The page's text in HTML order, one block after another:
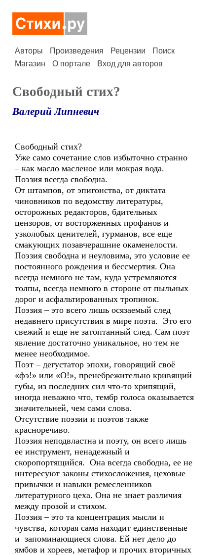
Авторы Произведения Рецензии
Поиск
Магазин
О портале Вход для авторов
Свободный стих?
Валерий Липневич
Свободный стих?
Уже само сочетание слов избыточно странно
– как масло масленое или мокрая вода.
Поэзия всегда свободна.
От штампов, от эпигонства, от диктата
чиновников по ведомству литературы,
осторожных редакторов, бдительных
цензоров, от восторженных профанов и
узколобых ценителей, гурманов, все еще
смакующих позавчерашние окаменелости.
Поэзия свободна и неуловима, это условие ее
постоянного рождения и бессмертия. Она
всегда немного не там, куда устремляются
толпы, всегда немного в стороне от пыльных
дорог и асфальтированных тропинок.
Поэзия – это всего лишь осязаемый след
недавнего присутствия в мире поэта. Это его
свежий и еще не затоптанный след. Сам поэт
явление достаточно уникальное, но тем не
менее необходимое.
Поэт – дегустатор эпохи, говорящий своё
«фэ!» или «О!», пренебрежительно кривящий
губы, из последних сил что-то хрипящий,
иногда неважно что, тембр голоса оказывается
значительней, чем сами слова.
Отсутствие поэзии и поэтов также
красноречиво.
Поэзия неподвластна и поэту, он всего лишь
ее инструмент, ненадежный и
скоропортящийся. Она всегда свободна, ее не
интересуют законы стихосложения, цеховые
привычки и навыки ремесленников
литературного цеха. Она не знает различия
между прозой и стихом.
Поэзия – это та концентрация мысли и
чувства, которая сама находит единственные
и запоминающиеся слова. Ей нет дело до
ямбов и хореев, метафор и прочих вторичных